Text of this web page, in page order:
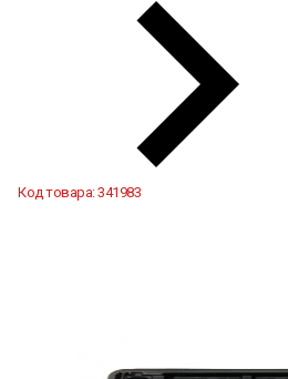
Код товара:341983